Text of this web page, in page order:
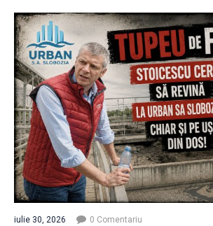
iulie 30, 2026 0 Comentariu